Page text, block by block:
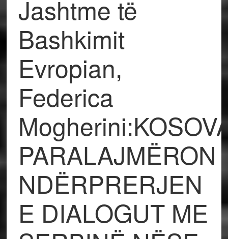
Jashtme të
Bashkimit
Evropian,
Federica
PARALAJMËRON
NDËRPRERJEN
E DIALOGUT ME